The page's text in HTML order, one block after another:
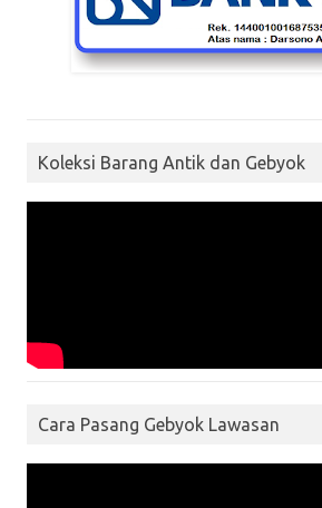
Koleksi Barang Antik dan Gebyok
Cara Pasang Gebyok Lawasan